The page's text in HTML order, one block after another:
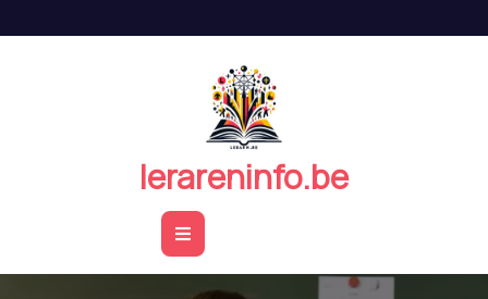
de
lerareninfo.be
Open
Button